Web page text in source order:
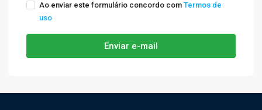
Ao enviar este formulário concordo com Termos de
uso
Enviar e-mail